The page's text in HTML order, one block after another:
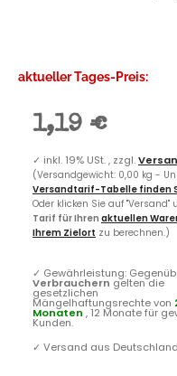
aktueller Tages-Preis:
1,19 €
✓ inkl. 19% USt. , zzgl.
(Versandgewicht: 0,00 kg -
Versandtarif-Tabelle finden
Oder klicken Sie auf "Versand"
Tarif für Ihren aktuellen
Ihrem Zielort zu berechnen.)
✓ Gewährleistung:
Verbrauchern gelten die
gesetzlichen
Mängelhaftungsrechte von
Monaten , 12 Monate für
Kunden.
✓ Versand aus